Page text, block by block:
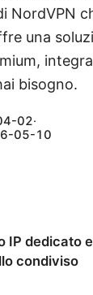
NordVPN
una
bisogno.
02·
05-10
IP dedicato
condiviso